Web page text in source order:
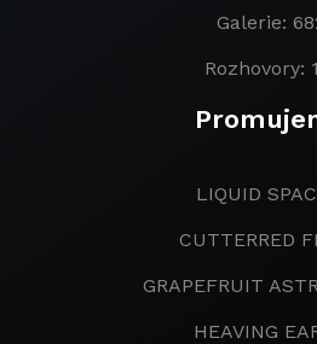
Galerie:
Rozhovory:
LIQUID
CUTTERRED
GRAPEFRUIT
HEAVING